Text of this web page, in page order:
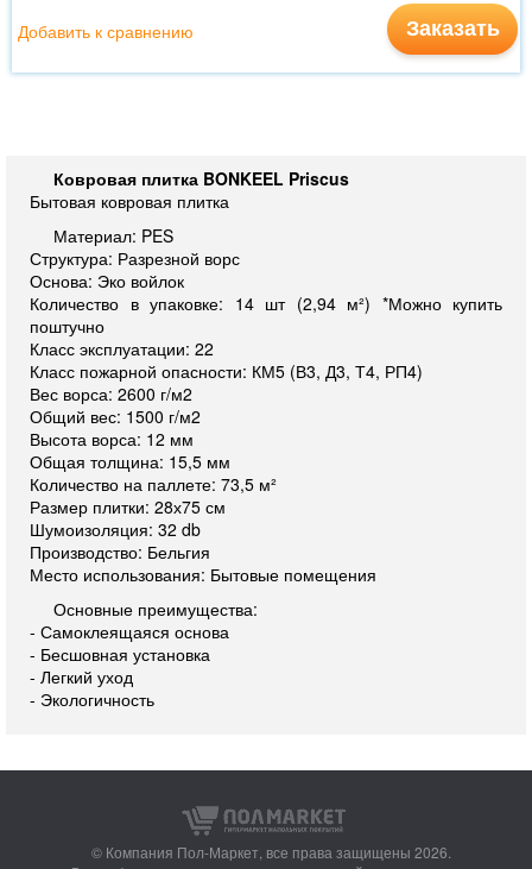
Заказать
Добавить к сравнению
Ковровая плитка BONKEEL Priscus
Бытовая ковровая плитка
Материал: PES
Структура: Разрезной ворс
Основа: Эко войлок
Количество в упаковке: 14 шт (2,94 м²) *Можно купить
поштучно
Класс эксплуатации: 22
Класс пожарной опасности: КМ5 (В3, Д3, Т4, РП4)
Вес ворса: 2600 г/м2
Общий вес: 1500 г/м2
Высота ворса: 12 мм
Общая толщина: 15,5 мм
Количество на паллете: 73,5 м²
Размер плитки: 28х75 см
Шумоизоляция: 32 db
Производство: Бельгия
Место использования: Бытовые помещения
Основные преимущества:
- Самоклеящаяся основа
- Бесшовная установка
- Легкий уход
- Экологичность
© Компания Пол-Маркет, все права защищены 2026.